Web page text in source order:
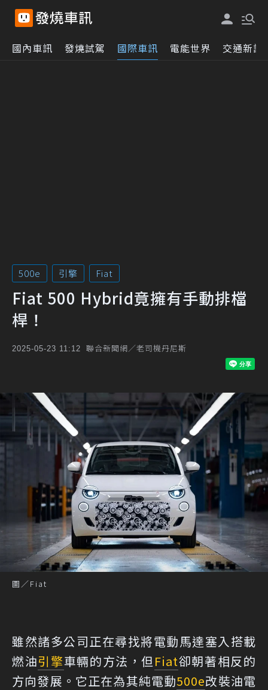
國內車訊 發燒試駕 國際車訊 電能世界 交通新訊
500e 引擎 Fiat
Fiat 500 Hybrid竟擁有手動排檔
桿！
2025-05-23 11:12 聯合新聞網／老司機丹尼斯
圖／Fiat
雖然諸多公司正在尋找將電動馬達塞入搭載
燃油引擎車輛的方法，但Fiat卻朝著相反的
方向發展。它正在為其純電動500e改裝油電